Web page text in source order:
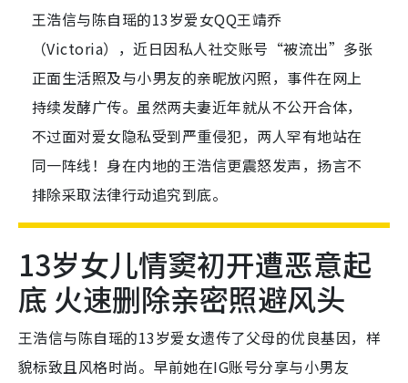
王浩信与陈自瑶的13岁爱女QQ王靖乔
（Victoria），近日因私人社交账号“被流出”多张
正面生活照及与小男友的亲昵放闪照，事件在网上
持续发酵广传。虽然两夫妻近年就从不公开合体，
不过面对爱女隐私受到严重侵犯，两人罕有地站在
同一阵线！身在内地的王浩信更震怒发声，扬言不
排除采取法律行动追究到底。
13岁女儿情窦初开遭恶意起
底 火速删除亲密照避风头
王浩信与陈自瑶的13岁爱女遗传了父母的优良基因，样
貌标致且风格时尚。早前她在IG账号分享与小男友